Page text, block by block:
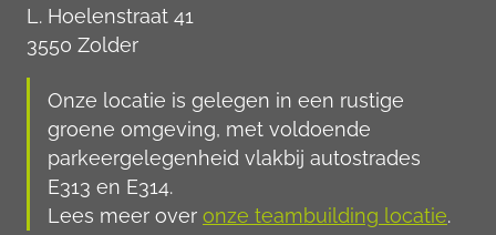
L. Hoelenstraat 41
3550 Zolder
Onze locatie is gelegen in een rustige
groene omgeving, met voldoende
parkeergelegenheid vlakbij autostrades
E313 en E314.
Lees meer over onze teambuilding locatie.